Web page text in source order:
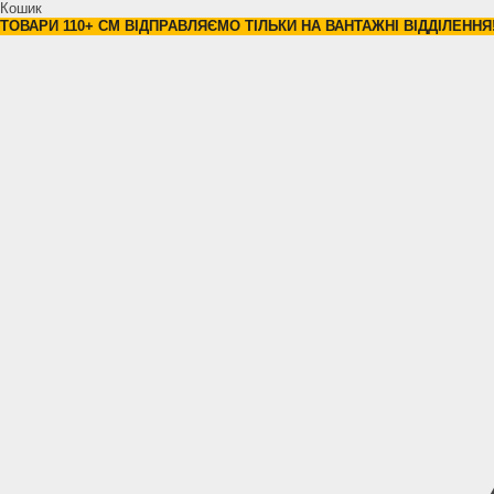
Кошик
ТОВАРИ 110+ СМ ВІДПРАВЛЯЄМО ТІЛЬКИ НА ВАНТАЖНІ